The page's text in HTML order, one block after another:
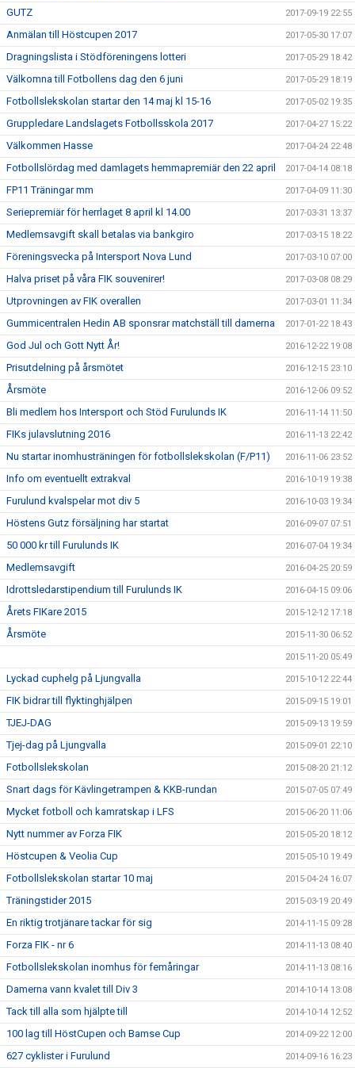
GUTZ 2017-09-19 22:55
Anmälan till Höstcupen 2017 2017-05-30 17:07
Dragningslista i Stödföreningens lotteri 2017-05-29 18:42
Välkomna till Fotbollens dag den 6 juni 2017-05-29 18:19
Fotbollslekskolan startar den 14 maj kl 15-16 2017-05-02 19:35
Gruppledare Landslagets Fotbollsskola 2017 2017-04-27 15:22
Välkommen Hasse 2017-04-24 22:48
Fotbollslördag med damlagets hemmapremiär den 22 april 2017-04-14 08:18
FP11 Träningar mm 2017-04-09 11:30
Seriepremiär för herrlaget 8 april kl 14.00 2017-03-31 13:37
Medlemsavgift skall betalas via bankgiro 2017-03-15 18:22
Föreningsvecka på Intersport Nova Lund 2017-03-10 07:00
Halva priset på våra FIK souvenirer! 2017-03-08 08:29
Utprovningen av FIK overallen 2017-03-01 11:34
Gummicentralen Hedin AB sponsrar matchställ till damerna 2017-01-22 18:43
God Jul och Gott Nytt År! 2016-12-22 19:08
Prisutdelning på årsmötet 2016-12-15 23:10
Årsmöte 2016-12-06 09:52
Bli medlem hos Intersport och Stöd Furulunds IK 2016-11-14 11:50
FIKs julavslutning 2016 2016-11-13 22:42
Nu startar inomhusträningen för fotbollslekskolan (F/P11) 2016-11-06 23:52
Info om eventuellt extrakval 2016-10-19 19:38
Furulund kvalspelar mot div 5 2016-10-03 19:34
Höstens Gutz försäljning har startat 2016-09-07 07:51
50 000 kr till Furulunds IK 2016-07-04 19:34
Medlemsavgift 2016-04-25 20:59
Idrottsledarstipendium till Furulunds IK 2016-04-15 09:06
Årets FIKare 2015 2015-12-12 17:18
Årsmöte 2015-11-30 06:52
2015-11-20 05:49
Lyckad cuphelg på Ljungvalla 2015-10-12 22:44
FIK bidrar till flyktinghjälpen 2015-09-15 19:01
TJEJ-DAG 2015-09-13 19:59
Tjej-dag på Ljungvalla 2015-09-01 22:10
Fotbollslekskolan 2015-08-20 21:12
Snart dags för Kävlingetrampen & KKB-rundan 2015-07-05 07:49
Mycket fotboll och kamratskap i LFS 2015-06-20 11:06
Nytt nummer av Forza FIK 2015-05-20 18:12
Höstcupen & Veolia Cup 2015-05-10 19:49
Fotbollslekskolan startar 10 maj 2015-04-24 16:07
Träningstider 2015 2015-03-19 20:49
En riktig trotjänare tackar för sig 2014-11-15 09:28
Forza FIK - nr 6 2014-11-13 08:40
Fotbollslekskolan inomhus för femåringar 2014-11-13 08:16
Damerna vann kvalet till Div 3 2014-10-14 13:08
Tack till alla som hjälpte till 2014-10-14 12:52
100 lag till HöstCupen och Bamse Cup 2014-09-22 12:00
627 cyklister i Furulund 2014-09-16 16:23